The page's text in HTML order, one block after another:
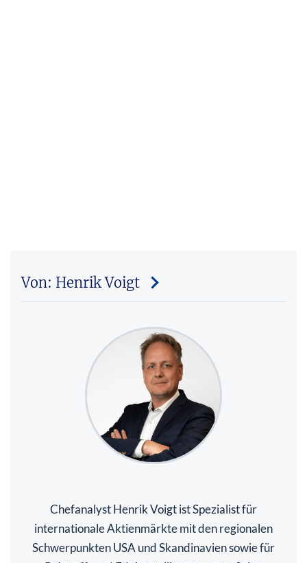
Von: Henrik Voigt
Chefanalyst Henrik Voigt ist Spezialist für
internationale Aktienmärkte mit den regionalen
Schwerpunkten USA und Skandinavien sowie für